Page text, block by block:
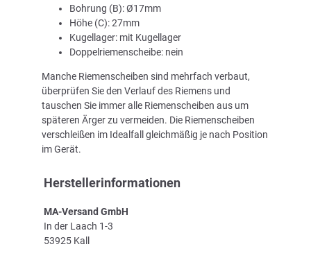
Bohrung (B): Ø17mm
Höhe (C): 27mm
Kugellager: mit Kugellager
Doppelriemenscheibe: nein
Manche Riemenscheiben sind mehrfach verbaut,
überprüfen Sie den Verlauf des Riemens und
tauschen Sie immer alle Riemenscheiben aus um
späteren Ärger zu vermeiden. Die Riemenscheiben
verschleißen im Idealfall gleichmäßig je nach Position
im Gerät.
Herstellerinformationen
MA-Versand GmbH
In der Laach 1-3
53925 Kall